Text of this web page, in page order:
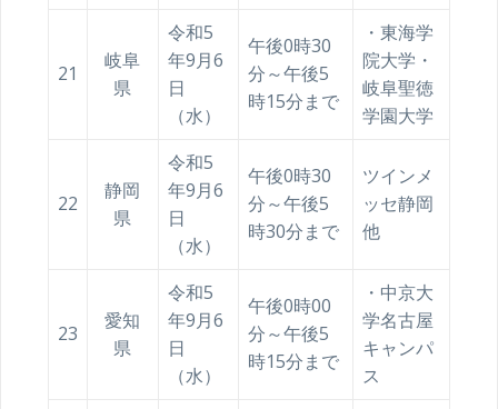
21
岐阜
県
令和5
年9月6
日
（水）
午後0時30
分～午後5
時15分まで
・東海学
院大学・
岐阜聖徳
学園大学
22
静岡
県
令和5
年9月6
日
（水）
午後0時30
分～午後5
時30分まで
ツインメ
ッセ静岡
他
23
愛知
県
令和5
年9月6
日
（水）
午後0時00
分～午後5
時15分まで
・中京大
学名古屋
キャンパ
ス